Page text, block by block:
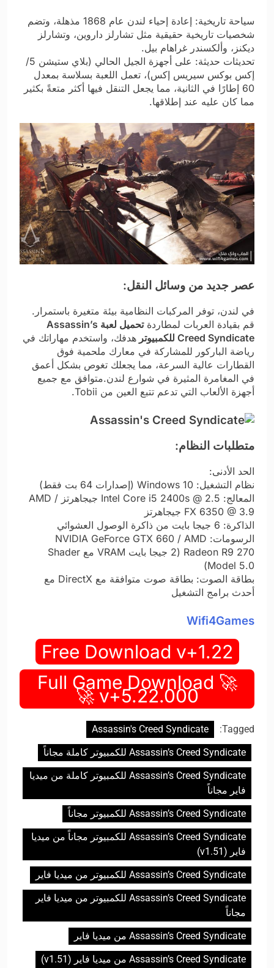
سياحة تاريخية: إعادة إحياء لندن عام 1868 مذهلة، وتضم
شخصيات تاريخية حقيقية مثل تشارلز داروين، وتشارلز
ديكنز، وألكسندر غراهام بيل.
تحديثات حديثة: على أجهزة الجيل الحالي (بلاي ستيشن 5/
إكس بوكس ​​سيريس إكس)، تعمل اللعبة بسلاسة بمعدل
60 إطارًا في الثانية، مما يجعل التنقل فيها أكثر متعةً بكثير
مما كان عليه عند إطلاقها.
عصر جديد من وسائل النقل:
في لندن، توفر المركبات النظامية بيئة متغيرة باستمرار.
قم بقيادة العربات لمطاردة
تحميل لعبة Assassin’s
Creed Syndicate للكمبيوتر
هدفك، واستخدم مهاراتك في
رياضة الباركور للمشاركة في معارك ملحمية فوق
القطارات عالية السرعة، مما يجعلك تغوص بشكل أعمق
في المغامرة المثيرة في شوارع لندن.متوافق مع جميع
أجهزة الألعاب التي تدعم تتبع العين من Tobii.
متطلبات النظام:
الحد الأدنى:
نظام التشغيل: Windows 10 (إصدارات 64 بت فقط)
المعالج: Intel Core i5 2400s @ 2.5 جيجاهرتز / AMD
FX 6350 @ 3.9 جيجاهرتز
الذاكرة: 6 جيجا بايت من ذاكرة الوصول العشوائي
الرسومات: NVIDIA GeForce GTX 660 / AMD
Radeon R9 270 (2 جيجا بايت VRAM مع Shader
Model 5.0)
بطاقة الصوت: بطاقة صوت متوافقة مع DirectX مع
أحدث برامج التشغيل
Wifi4Games
Free Download v+1.22
🚀 Full Game Download
v+5.22.000 🚀
Tagged:
Assassin's Creed Syndicate
Assassin’s Creed Syndicate للكمبيوتر كاملة مجاناً
Assassin’s Creed Syndicate للكمبيوتر كاملة من ميديا
فاير مجاناً
Assassin’s Creed Syndicate للكمبيوتر مجاناً
Assassin’s Creed Syndicate للكمبيوتر مجاناً من ميديا
فاير (v1.51)
Assassin’s Creed Syndicate للكمبيوتر من ميديا فاير
Assassin’s Creed Syndicate للكمبيوتر من ميديا فاير
مجاناً
Assassin’s Creed Syndicate من ميديا فاير
Assassin’s Creed Syndicate من ميديا فاير (v1.51)